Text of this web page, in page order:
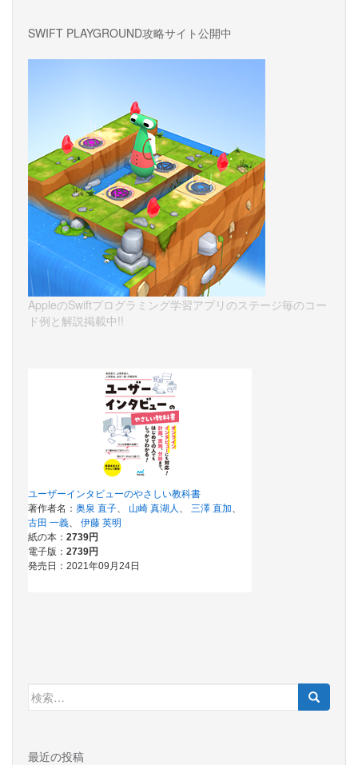
SWIFT PLAYGROUND攻略サイト公開中
AppleのSwiftプログラミング学習アプリのステージ毎のコー
ド例と解説掲載中!!
検
索:
最近の投稿